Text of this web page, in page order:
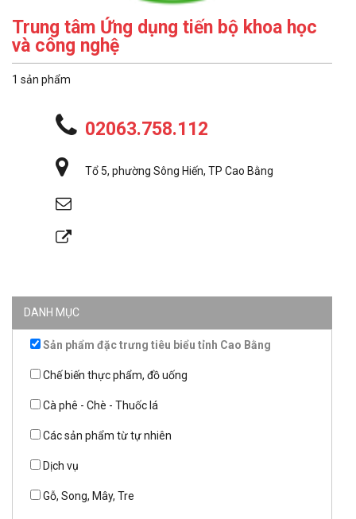
Trung tâm Ứng dụng tiến bộ khoa học
và công nghệ
1 sản phẩm
02063.758.112
Tổ 5, phường Sông Hiến, TP Cao Bằng
DANH MỤC
Sản phẩm đặc trưng tiêu biểu tỉnh Cao Bằng
Chế biến thực phẩm, đồ uống
Cà phê - Chè - Thuốc lá
Các sản phẩm từ tự nhiên
Dịch vụ
Gỗ, Song, Mây, Tre